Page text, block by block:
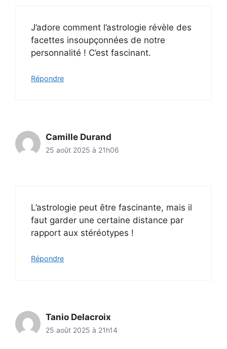
J’adore comment l’astrologie révèle des
facettes insoupçonnées de notre
personnalité ! C’est fascinant.
Répondre
Camille Durand
25 août 2025 à 21h06
L’astrologie peut être fascinante, mais il
faut garder une certaine distance par
rapport aux stéréotypes !
Répondre
Tanio Delacroix
25 août 2025 à 21h14